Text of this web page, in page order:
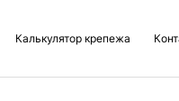
Калькулятор крепежа